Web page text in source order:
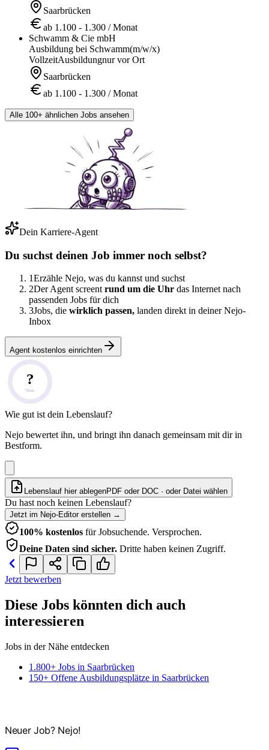
Saarbrücken
ab 1.100 - 1.300 / Monat
Schwamm & Cie mbH
Ausbildung bei Schwamm(m/w/x)
VollzeitAusbildungnur vor Ort
Saarbrücken
ab 1.100 - 1.300 / Monat
Alle 100+ ähnlichen Jobs ansehen
Dein Karriere-Agent
Du suchst deinen Job immer noch selbst?
1Erzähle Nejo, was du kannst und suchst
2Der Agent screent rund um die Uhr das Internet nach
passenden Jobs für dich
3Jobs, die wirklich passen, landen direkt in deiner Nejo-
Inbox
Agent kostenlos einrichten
?
Note
Wie gut ist dein Lebenslauf?
Nejo bewertet ihn, und bringt ihn danach gemeinsam mit dir in
Bestform.
Lebenslauf hier ablegenPDF oder DOC · oder Datei wählen
Du hast noch keinen Lebenslauf?
Jetzt im Nejo-Editor erstellen →
100% kostenlos für Jobsuchende. Versprochen.
Deine Daten sind sicher. Dritte haben keinen Zugriff.
Jetzt bewerben
Diese Jobs könnten dich auch
interessieren
Jobs in der Nähe entdecken
1.800+ Jobs in Saarbrücken
150+ Offene Ausbildungsplätze in Saarbrücken
Neuer Job? Nejo!